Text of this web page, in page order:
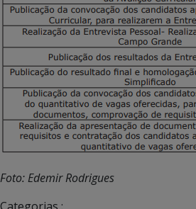
Foto: Edemir Rodrigues